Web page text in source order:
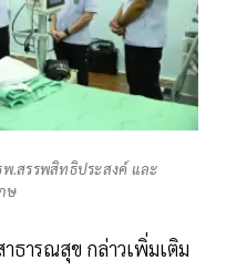
พ.สรรพสิทธิประสงค์ และ
ษ
ธารณสุข กล่าวเพิ่มเติม